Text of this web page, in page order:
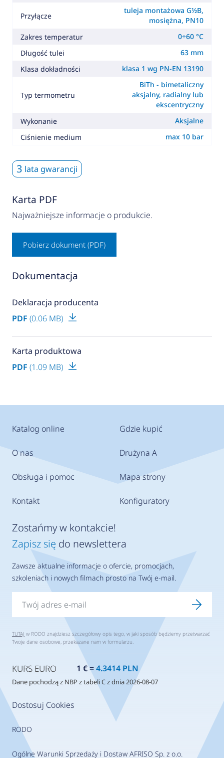
Przyłącze
tuleja montażowa G½B,
mosiężna, PN10
Zakres temperatur
0÷60 °C
Długość tulei
63 mm
Klasa dokładności
klasa 1 wg PN-EN 13190
Typ termometru
BiTh - bimetaliczny
aksjalny, radialny lub
ekscentryczny
Wykonanie
Aksjalne
Ciśnienie medium
max 10 bar
3 lata gwarancji
Karta PDF
Najważniejsze informacje o produkcie.
Pobierz dokument (PDF)
Dokumentacja
Deklaracja producenta
PDF (0.06 MB)
Karta produktowa
PDF (1.09 MB)
Katalog online
O nas
Obsługa i pomoc
Kontakt
Gdzie kupić
Drużyna A
Mapa strony
Konfiguratory
Dostosuj Cookies
RODO
Ogólne Warunki Sprzedaży i Dostaw AFRISO Sp. z o.o.
Zostańmy w kontakcie!
Zapisz się do newslettera
Zawsze aktualne informacje o ofercie, promocjach,
szkoleniach i nowych filmach prosto na Twój e-mail.
TUTAJ w RODO znajdziesz szczegółowy opis tego, w jaki sposób będziemy przetwarzać
Twoje dane osobowe, przekazane nam w formularzu.
KURS EURO 1 € =4.3414 PLN
Dane pochodzą z NBP z tabeli C z dnia 2026-08-07